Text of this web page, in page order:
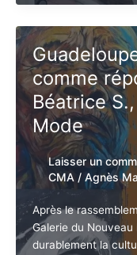
La
BTP
Guadeloupe
sous
haute
pression
comme
Béatrice
Nouveau
Laisser un
Une CMA/
Après le
la Galerie du
soutenir